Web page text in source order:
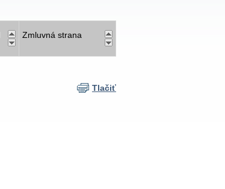
Zmluvná strana
Tlačiť